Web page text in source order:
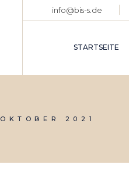
info@bis-s.de
STARTSEITE
OKTOBER 2021